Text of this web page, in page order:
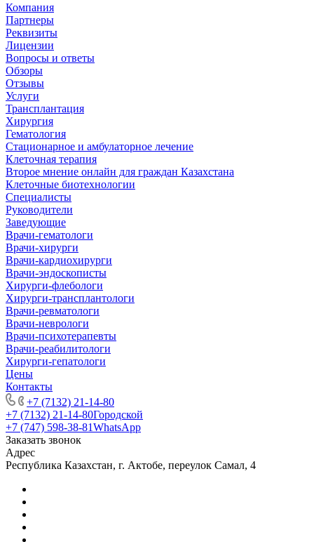
Компания
Партнеры
Реквизиты
Лицензии
Вопросы и ответы
Обзоры
Отзывы
Услуги
Трансплантация
Хирургия
Гематология
Стационарное и амбулаторное лечение
Клеточная терапия
Второе мнение онлайн для граждан Казахстана
Клеточные биотехнологии
Специалисты
Руководители
Заведующие
Врачи-гематологи
Врачи-хирурги
Врачи-кардиохирурги
Врачи-эндоскописты
Хирурги-флебологи
Хирурги-трансплантологи
Врачи-ревматологи
Врачи-неврологи
Врачи-психотерапевты
Врачи-реабилитологи
Хирурги-гепатологи
Цены
Контакты
+7 (7132) 21-14-80
+7 (7132) 21-14-80Городской
+7 (747) 598-38-81WhatsApp
Заказать звонок
Адрес
Республика Казахстан, г. Актобе, переулок Самал, 4